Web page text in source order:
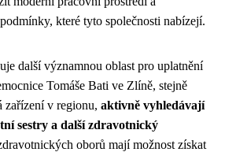
které tyto společnosti nabízejí.
další významnou oblast pro uplatnění
Tomáše Bati ve Zlíně, stejně
zařízení v regionu, aktivně vyhledávají
sestry a další zdravotnický
oborů mají možnost získat